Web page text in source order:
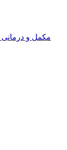
مکمل و